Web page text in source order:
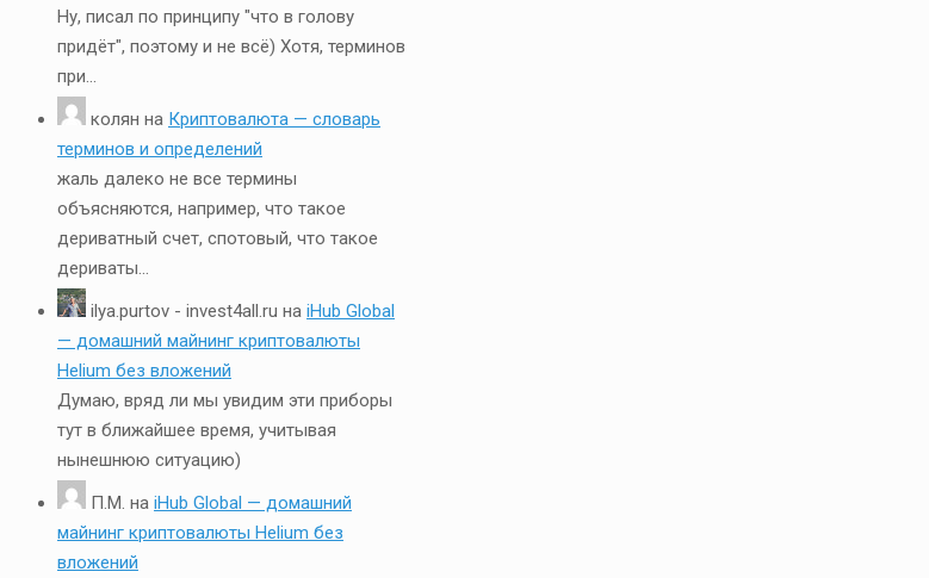
Ну, писал по принципу "что в голову
придёт", поэтому и не всё) Хотя, терминов
при...
колян на Криптовалюта — словарь
терминов и определений
жаль далеко не все термины
объясняются, например, что такое
дериватный счет, спотовый, что такое
дериваты...
ilya.purtov - invest4all.ru на iHub Global
— домашний майнинг криптовалюты
Helium без вложений
Думаю, вряд ли мы увидим эти приборы
тут в ближайшее время, учитывая
нынешнюю ситуацию)
П.М. на iHub Global — домашний
майнинг криптовалюты Helium без
вложений